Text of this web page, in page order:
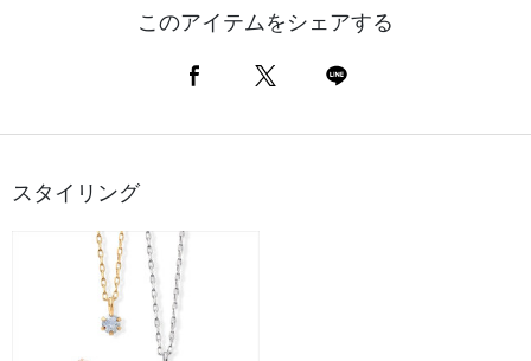
このアイテムをシェアする
スタイリング